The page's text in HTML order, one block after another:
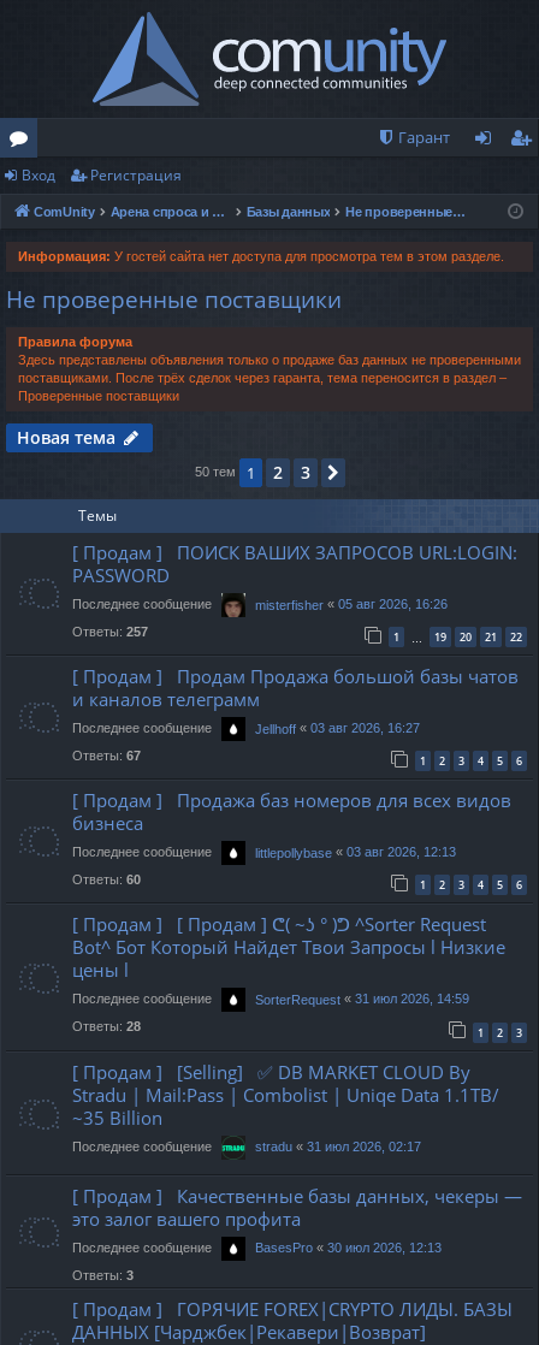
о
ру
м
ы
Гарант
ис
Вход Регистрация
ComUnity Арена спроса и предложений Базы данных Не проверенные поставщики
Информация: У гостей сайта нет доступа для просмотра тем в этом разделе.
Не проверенные поставщики
Правила форума
Здесь представлены объявления только о продаже баз данных не проверенными
поставщиками. После трёх сделок через гаранта, тема переносится в раздел –
Проверенные поставщики
Новая тема
50 тем 1 2 3
Темы
[ Продам ] ПОИСК ВАШИХ ЗАПРОСОВ URL:LOGIN:
PASSWORD
Последнее сообщение misterfisher « 05 авг 2026, 16:26
Ответы: 257 1 … 19 20 21 22
[ Продам ] Продам Продажа большой базы чатов
и каналов телеграмм
Последнее сообщение Jellhoff « 03 авг 2026, 16:27
Ответы: 67 1 2 3 4 5 6
[ Продам ] Продажа баз номеров для всех видов
бизнеса
Последнее сообщение littlepollybase « 03 авг 2026, 12:13
Ответы: 60 1 2 3 4 5 6
[ Продам ] [ Продам ] ᕦ( ~ʖ ° )ᕤ ^Sorter Request
Bot^ Бот Который Найдет Твои Запросы l Низкие
цены l
Последнее сообщение SorterRequest « 31 июл 2026, 14:59
Ответы: 28 1 2 3
[ Продам ] [Selling] ✅ DB MARKET CLOUD By
Stradu | Mail:Pass | Combolist | Uniqe Data 1.1TB/
~35 Billion
Последнее сообщение stradu « 31 июл 2026, 02:17
[ Продам ] Качественные базы данных, чекеры —
это залог вашего профита
Последнее сообщение BasesPro « 30 июл 2026, 12:13
Ответы: 3
[ Продам ] ГОРЯЧИЕ FOREX|CRYPTO ЛИДЫ. БАЗЫ
ДАННЫХ [Чарджбек|Рекавери|Возврат]